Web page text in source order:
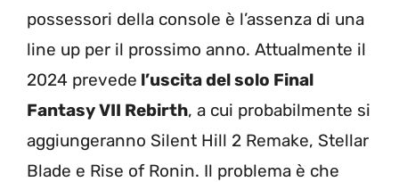
possessori della console è l’assenza di una
line up per il prossimo anno. Attualmente il
2024 prevede l’uscita del solo Final
Fantasy VII Rebirth, a cui probabilmente si
aggiungeranno Silent Hill 2 Remake, Stellar
Blade e Rise of Ronin. Il problema è che